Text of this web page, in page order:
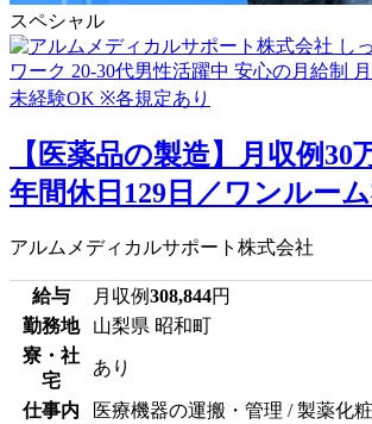
スペシャル
【医薬品の製造】月収例30
年間休日129日／ワンルー
アルムメディカルサポート株式会社
給与 月収例308,844円
勤務地
山梨県 昭和町
寮・社
宅
あり
仕事内
医療機器の運搬・管理 / 製薬化